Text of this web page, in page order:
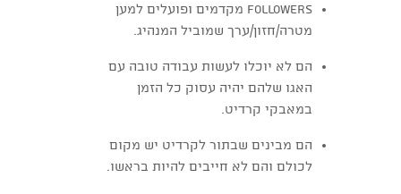
followers מקדמים ופועלים למען
מטרה/חזון/ערך שמוביל המנהיג.
הם לא יוכלו לעשות עבודה טובה עם
האגו שלהם יהיה עסוק כל הזמן
במאבקי קרדיט.
הם מבינים שבתור לקרדיט יש מקום
לכולם והם לא חייבים להיות בראשו.